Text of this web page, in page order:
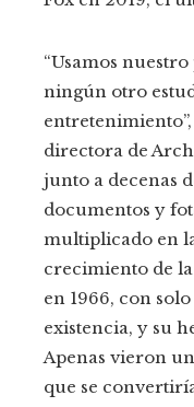
“Usamos
ningún otro
directora de
junto a decenas
documentos y
multiplicado en
crecimiento de
en 1966, con
existencia, y su
Apenas vieron
que se